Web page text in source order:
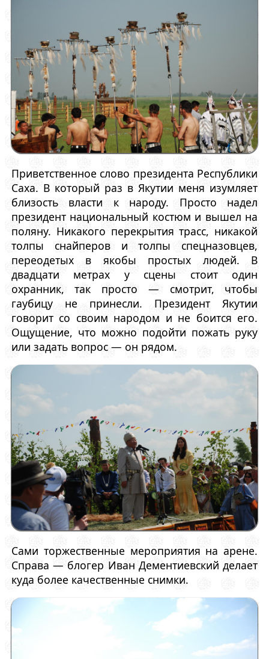
Приветственное слово президента Республики
Саха. В который раз в Якутии меня изумляет
близость власти к народу. Просто надел
президент национальный костюм и вышел на
поляну. Никакого перекрытия трасс, никакой
толпы снайперов и толпы спецназовцев,
переодетых в якобы простых людей. В
двадцати метрах у сцены стоит один
охранник, так просто — смотрит, чтобы
гаубицу не принесли. Президент Якутии
говорит со своим народом и не боится его.
Ощущение, что можно подойти пожать руку
или задать вопрос — он рядом.
Сами торжественные мероприятия на арене.
Справа — блогер Иван Дементиевский делает
куда более качественные снимки.